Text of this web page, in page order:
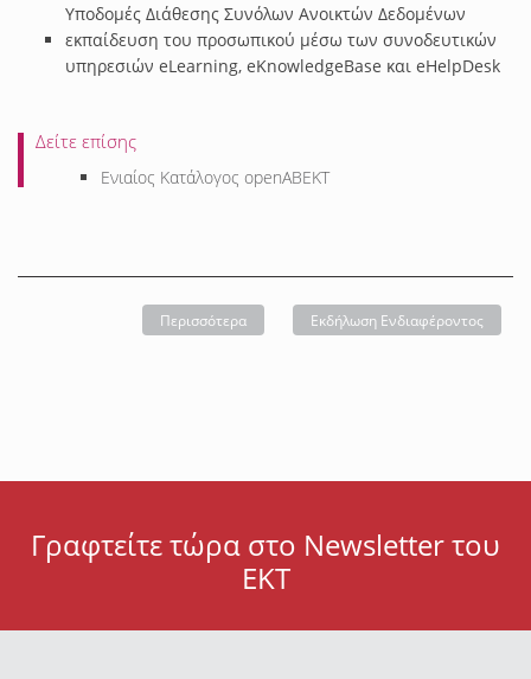
Υποδομές Διάθεσης Συνόλων Ανοικτών Δεδομένων
εκπαίδευση του προσωπικού μέσω των συνοδευτικών
υπηρεσιών eLearning, eKnowledgeBase και eHelpDesk
Δείτε επίσης
Ενιαίος Κατάλογος openABEKT
Περισσότερα Εκδήλωση Ενδιαφέροντος
Γραφτείτε τώρα στο Newsletter του
ΕΚΤ